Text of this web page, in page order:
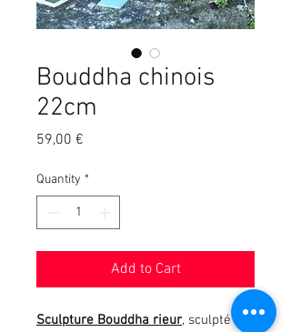
Bouddha chinois
22cm
59,00 €
Quantity *
Add to Cart
Sculpture Bouddha rieur, sculpté